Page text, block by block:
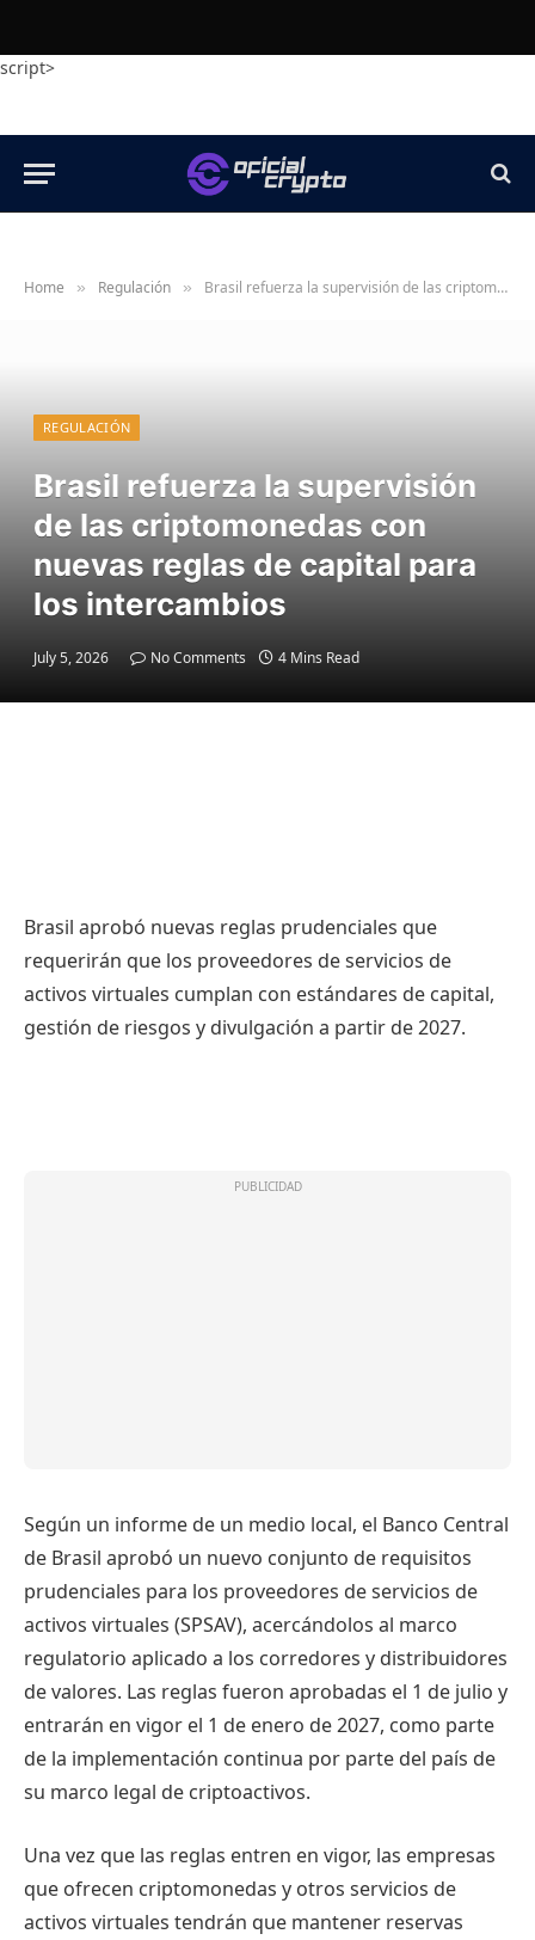
script>
Home » Regulación » Brasil refuerza la supervisión de las criptomonedas con nuevas reglas de capital para los intercambios
REGULACIÓN
Brasil refuerza la supervisión
de las criptomonedas con
nuevas reglas de capital para
los intercambios
July 5, 2026 No Comments 4 Mins Read
Brasil aprobó nuevas reglas prudenciales que
requerirán que los proveedores de servicios de
activos virtuales cumplan con estándares de capital,
gestión de riesgos y divulgación a partir de 2027.
Según un informe de un medio local, el Banco Central
de Brasil aprobó un nuevo conjunto de requisitos
prudenciales para los proveedores de servicios de
activos virtuales (SPSAV), acercándolos al marco
regulatorio aplicado a los corredores y distribuidores
de valores. Las reglas fueron aprobadas el 1 de julio y
entrarán en vigor el 1 de enero de 2027, como parte
de la implementación continua por parte del país de
su marco legal de criptoactivos.
Una vez que las reglas entren en vigor, las empresas
que ofrecen criptomonedas y otros servicios de
activos virtuales tendrán que mantener reservas